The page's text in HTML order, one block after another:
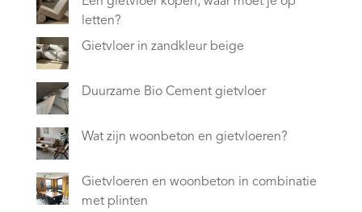
letten?
Gietvloer in zandkleur beige
Duurzame Bio Cement gietvloer
Wat zijn woonbeton en gietvloeren?
Gietvloeren en woonbeton in combinatie
met plinten